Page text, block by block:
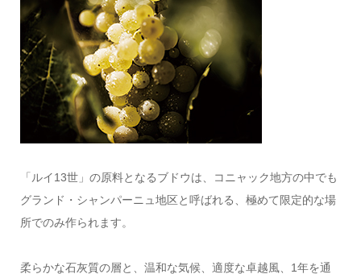
「ルイ13世」の原料となるブドウは、コニャック地方の中でも
グランド・シャンパーニュ地区と呼ばれる、極めて限定的な場
所でのみ作られます。
柔らかな石灰質の層と、温和な気候、適度な卓越風、1年を通